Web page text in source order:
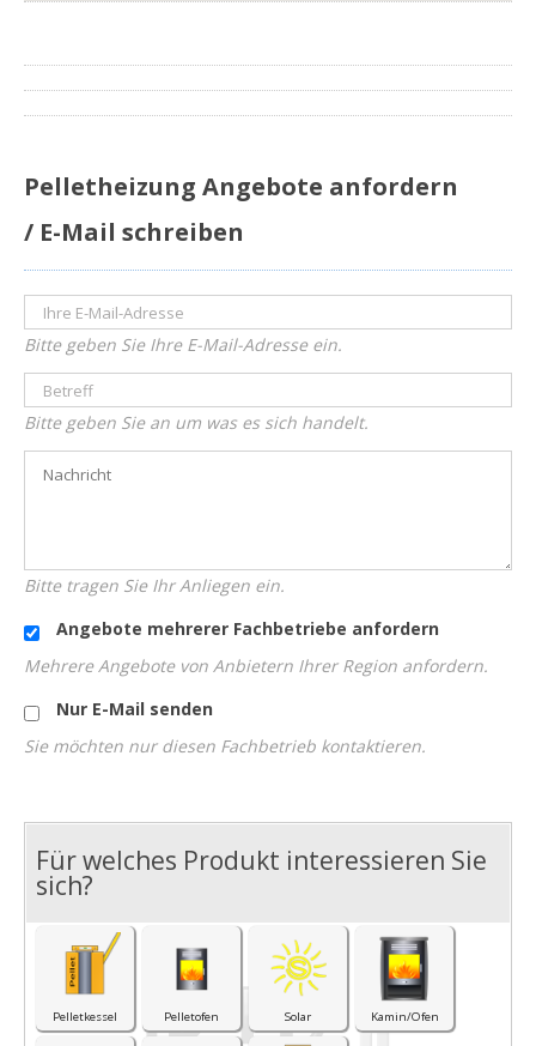
Pelletheizung Angebote anfordern
/ E-Mail schreiben
Bitte geben Sie Ihre E-Mail-Adresse ein.
Bitte geben Sie an um was es sich handelt.
Bitte tragen Sie Ihr Anliegen ein.
Angebote mehrerer Fachbetriebe anfordern
Mehrere Angebote von Anbietern Ihrer Region anfordern.
Nur E-Mail senden
Sie möchten nur diesen Fachbetrieb kontaktieren.
Für welches Produkt interessieren Sie
sich?
Pelletkessel Pelletofen Solar Kamin/Ofen